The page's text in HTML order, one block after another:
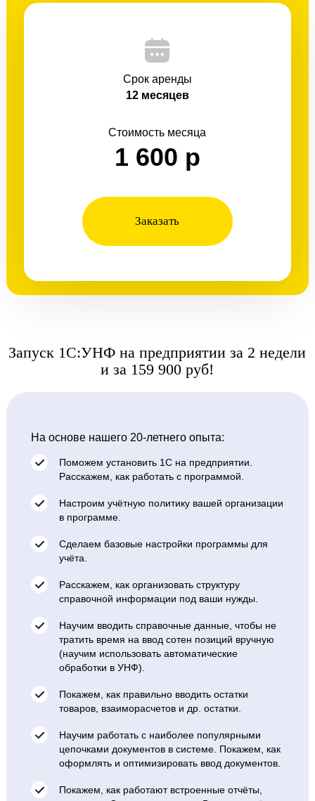
Срок аренды
12 месяцев
Стоимость месяца
1 600 р
Заказать
Запуск 1С:УНФ на предприятии за 2 недели
и за 159 900 руб!
На основе нашего 20-летнего опыта:
Поможем установить 1С на предприятии.
Расскажем, как работать с программой.
Настроим учётную политику вашей организации
в программе.
Сделаем базовые настройки программы для
учёта.
Расскажем, как организовать структуру
справочной информации под ваши нужды.
Научим вводить справочные данные, чтобы не
тратить время на ввод сотен позиций вручную
(научим использовать автоматические
обработки в УНФ).
Покажем, как правильно вводить остатки
товаров, взаиморасчетов и др. остатки.
Научим работать с наиболее популярными
цепочками документов в системе. Покажем, как
оформлять и оптимизировать ввод документов.
Покажем, как работают встроенные отчёты,